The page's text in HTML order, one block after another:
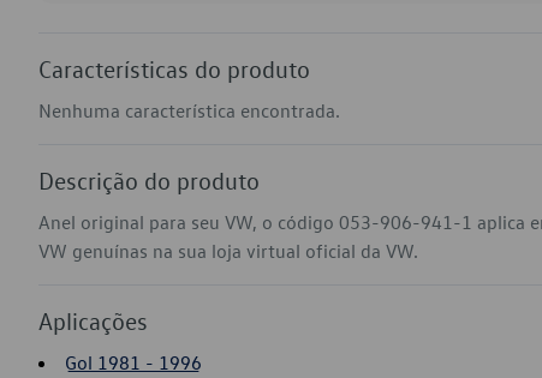
Características do produto
Nenhuma característica encontrada.
Descrição do produto
Anel original para seu VW, o código 053-906-941-1 aplica
VW genuínas na sua loja virtual oficial da VW.
Aplicações
Gol 1981 - 1996